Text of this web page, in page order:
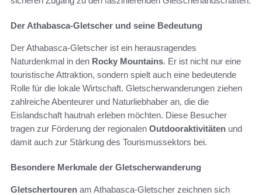
Der Athabasca-Gletscher und seine Bedeutung
Der Athabasca-Gletscher ist ein herausragendes
Naturdenkmal in den Rocky Mountains. Er ist nicht nur eine
touristische Attraktion, sondern spielt auch eine bedeutende
Rolle für die lokale Wirtschaft. Gletscherwanderungen ziehen
zahlreiche Abenteurer und Naturliebhaber an, die die
Eislandschaft hautnah erleben möchten. Diese Besucher
tragen zur Förderung der regionalen Outdooraktivitäten und
damit auch zur Stärkung des Tourismussektors bei.
Besondere Merkmale der Gletscherwanderung
Gletschertouren am Athabasca-Gletscher zeichnen sich